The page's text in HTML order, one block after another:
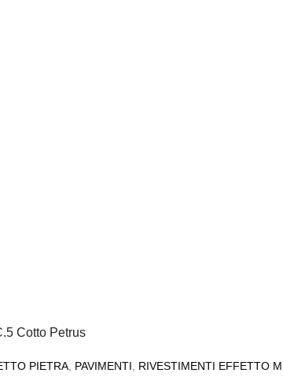
Cotto Petrus
PIETRA PAVIMENTI RIVESTIMENTI EFFETTO